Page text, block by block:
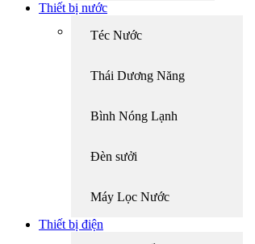
Thiết bị nước
Téc Nước
Thái Dương Năng
Bình Nóng Lạnh
Đèn sưởi
Máy Lọc Nước
Thiết bị điện